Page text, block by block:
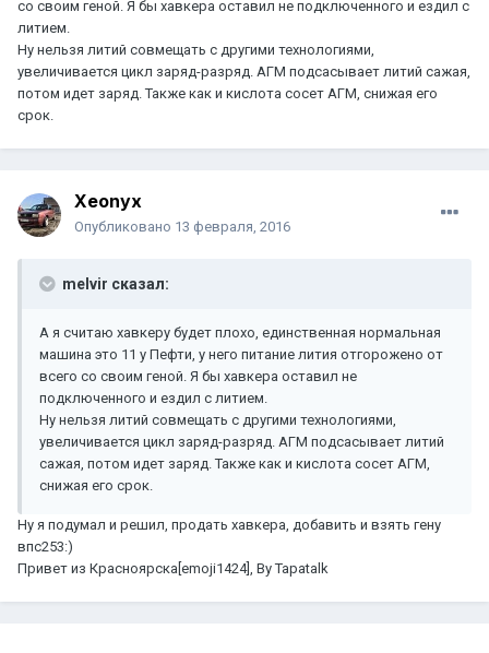
со своим геной. Я бы хавкера оставил не подключенного и ездил с
литием.
Ну нельзя литий совмещать с другими технологиями,
увеличивается цикл заряд-разряд. АГМ подсасывает литий сажая,
потом идет заряд. Также как и кислота сосет АГМ, снижая его
срок.
Xeonyx
Опубликовано 13 февраля, 2016
melvir сказал:
А я считаю хавкеру будет плохо, единственная нормальная
машина это 11 у Пефти, у него питание лития отгорожено от
всего со своим геной. Я бы хавкера оставил не
подключенного и ездил с литием.
Ну нельзя литий совмещать с другими технологиями,
увеличивается цикл заряд-разряд. АГМ подсасывает литий
сажая, потом идет заряд. Также как и кислота сосет АГМ,
снижая его срок.
Ну я подумал и решил, продать хавкера, добавить и взять гену
впс253:)
Привет из Красноярска[emoji1424], By Tapatalk